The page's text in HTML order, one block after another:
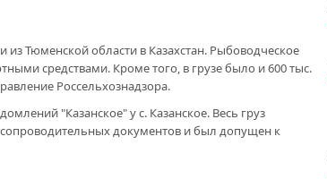
Тюменской области в Казахстан. Рыбоводческое
средствами. Кроме того, в грузе было и 600 тыс.
Россельхознадзора.
"Казанское" у с. Казанское. Весь груз
документов и был допущен к